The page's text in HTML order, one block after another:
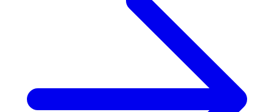
- Rekommenderad dos bör ej överskridas.